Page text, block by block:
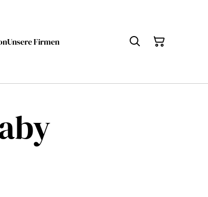
Unsere Firmen